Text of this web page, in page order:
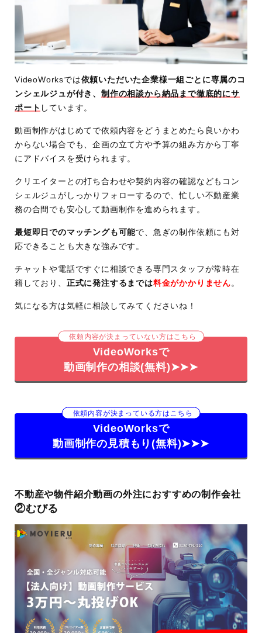
VideoWorksでは依頼いただいた企業様一組ごとに専属のコ
ンシェルジュが付き、制作の相談から納品まで徹底的にサ
ポート しています。
動画制作がはじめてで依頼内容をどうまとめたら良いかわ
からない場合でも、企画の立て方や予算の組み方から丁寧
にアドバイスを受けられます。
クリエイターとの打ち合わせや契約内容の確認などもコン
シェルジュがしっかりフォローするので、忙しい不動産業
務の合間でも安心して動画制作を進められます。
最短即日でのマッチングも可能で、急ぎの制作依頼にも対
応できることも大きな強みです。
チャットや電話ですぐに相談できる専門スタッフが常時在
籍しており、 正式に発注するまでは料金がかかりません 。
気になる方は気軽に相談してみてくださいね！
依頼内容が決まっていない方はこちら
VideoWorksで
動画制作の相談(無料)➤➤➤
依頼内容が決まっている方はこちら
VideoWorksで
動画制作の見積もり(無料)➤➤➤
不動産や物件紹介動画の外注におすすめの制作会社
②むびる